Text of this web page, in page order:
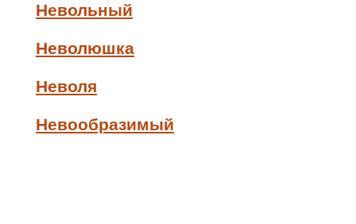
Невольный
Неволюшка
Неволя
Невообразимый